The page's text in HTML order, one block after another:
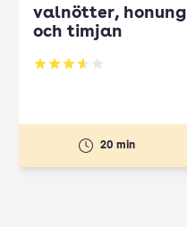
valnötter, honung
och timjan
Betyg: 3.58 av 5
20 min